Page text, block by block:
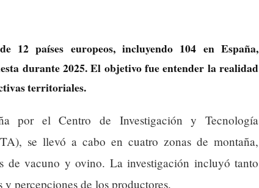
12 países europeos, incluyendo 104 en España,
durante 2025. El objetivo fue entender la realidad
territoriales.
por el Centro de Investigación y Tecnología
se llevó a cabo en cuatro zonas de montaña,
de vacuno y ovino. La investigación incluyó tanto
percepciones de los productores.